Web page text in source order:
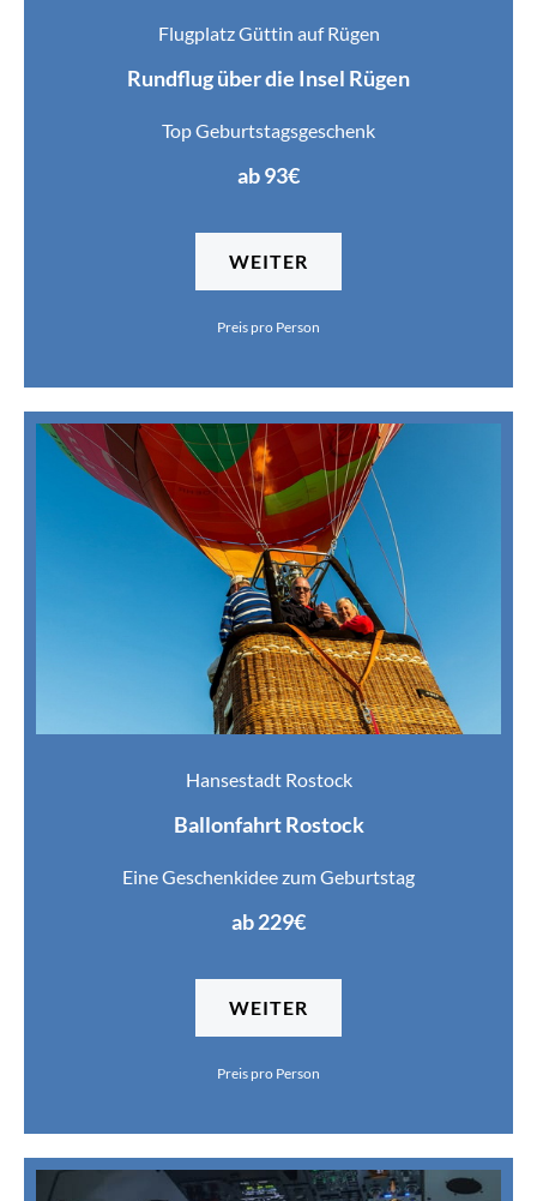
Flugplatz Güttin auf Rügen
Rundflug über die Insel Rügen
Top Geburtstagsgeschenk
ab 93€
WEITER
Preis pro Person
Hansestadt Rostock
Ballonfahrt Rostock
Eine Geschenkidee zum Geburtstag
ab 229€
WEITER
Preis pro Person